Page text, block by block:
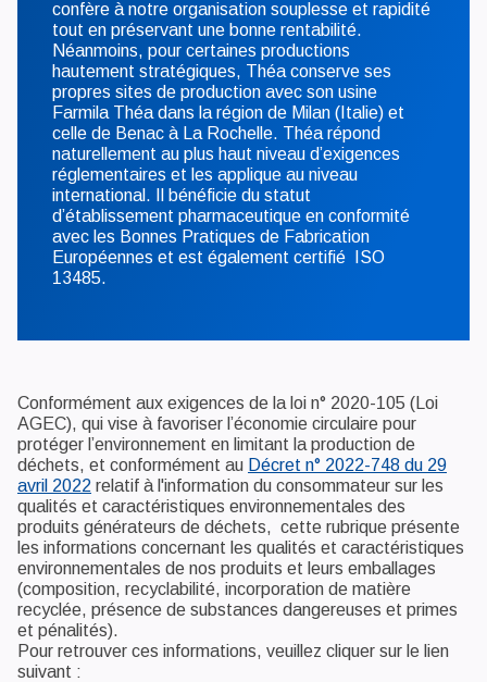
confère à notre organisation souplesse et rapidité
tout en préservant une bonne rentabilité.
Néanmoins, pour certaines productions
hautement stratégiques, Théa conserve ses
propres sites de production avec son usine
Farmila Théa dans la région de Milan (Italie) et
celle de Benac à La Rochelle. Théa répond
naturellement au plus haut niveau d’exigences
réglementaires et les applique au niveau
international. Il bénéficie du statut
d’établissement pharmaceutique en conformité
avec les Bonnes Pratiques de Fabrication
Européennes et est également certifié ISO
13485.
Conformément aux exigences de la loi n° 2020-105 (Loi
AGEC), qui vise à favoriser l’économie circulaire pour
protéger l’environnement en limitant la production de
déchets, et conformément au Décret n° 2022-748 du 29
avril 2022 relatif à l'information du consommateur sur les
qualités et caractéristiques environnementales des
produits générateurs de déchets, cette rubrique présente
les informations concernant les qualités et caractéristiques
environnementales de nos produits et leurs emballages
(composition, recyclabilité, incorporation de matière
recyclée, présence de substances dangereuses et primes
et pénalités).
Pour retrouver ces informations, veuillez cliquer sur le lien
suivant :